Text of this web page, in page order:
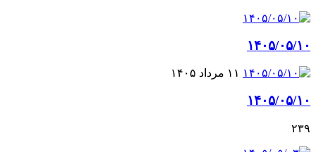
۱۴۰۵/۰۵/۱۰
۱۱ مرداد ۱۴۰۵
۱۴۰۵/۰۵/۱۰
۲۳۹